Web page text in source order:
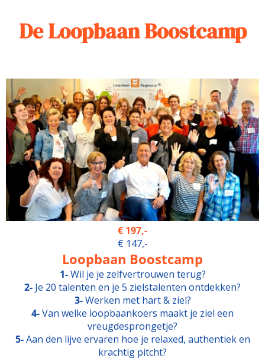
De Loopbaan Boostcamp
€ 197,-
€ 147,-
Loopbaan Boostcamp
1-Wil je je zelfvertrouwen terug?
2- Je 20 talenten en je 5 zielstalenten ontdekken?
3-Werken met hart & ziel?
4-Van welke loopbaankoers maakt je ziel een
vreugdesprongetje?
5-Aan den lijve ervaren hoe je relaxed, authentiek en
krachtig pitcht?